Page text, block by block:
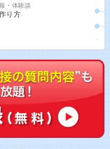
・体験談
り方